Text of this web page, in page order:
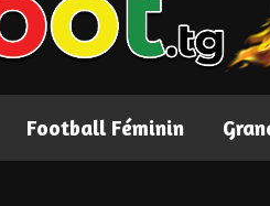
Football Féminin